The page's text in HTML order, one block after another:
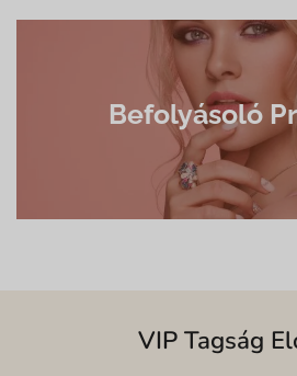
Befolyásoló
VIP Tagság